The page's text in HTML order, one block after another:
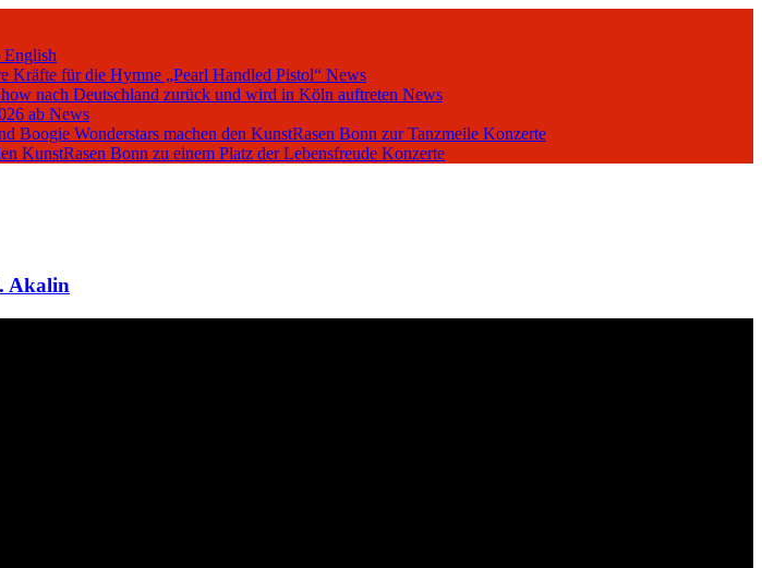
English
Kräfte für die Hymne „Pearl Handled Pistol“ News
nach Deutschland zurück und wird in Köln auftreten News
ab News
Boogie Wonderstars machen den KunstRasen Bonn zur Tanzmeile Konzerte
KunstRasen Bonn zu einem Platz der Lebensfreude Konzerte
Akalin